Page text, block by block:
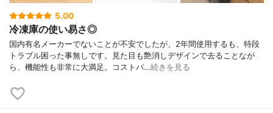
5.00
冷凍庫の使い易さ◎
国内有名メーカーでないことが不安でしたが、2年間使用するも、特段
トラブル困った事無しです。見た目も艶消しデザインで去ることなが
ら、機能性も非常に大満足。コストパ…続きを見る